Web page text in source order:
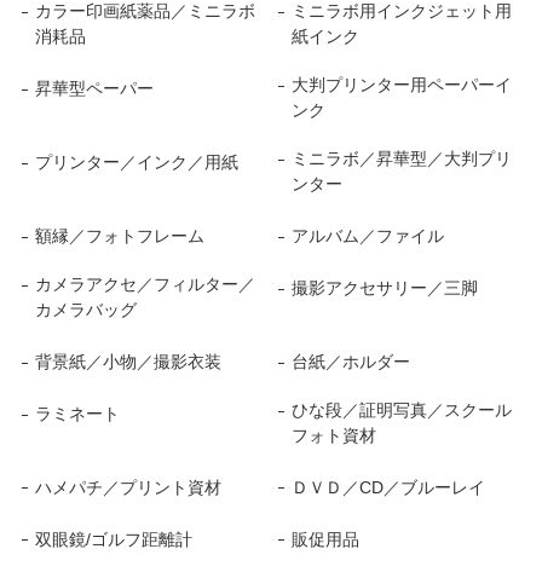
カラー印画紙薬品／ミニラボ
消耗品
ミニラボ用インクジェット用
紙インク
昇華型ペーパー
大判プリンター用ペーパーイ
ンク
プリンター／インク／用紙
ミニラボ／昇華型／大判プリ
ンター
額縁／フォトフレーム アルバム／ファイル
カメラアクセ／フィルター／
カメラバッグ
撮影アクセサリー／三脚
背景紙／小物／撮影衣装 台紙／ホルダー
ラミネート
ひな段／証明写真／スクール
フォト資材
ハメパチ／プリント資材 ＤＶＤ／CD／ブルーレイ
双眼鏡/ゴルフ距離計 販促用品